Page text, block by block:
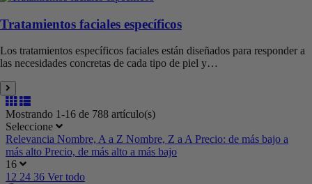
Tratamientos faciales específicos
Los tratamientos específicos faciales están diseñados para responder a
las necesidades concretas de cada tipo de piel y…
Mostrando 1-16 de 788 artículo(s)
Seleccione
Relevancia Nombre, A a Z Nombre, Z a A Precio: de más bajo a
más alto Precio, de más alto a más bajo
16
12 24 36 Ver todo